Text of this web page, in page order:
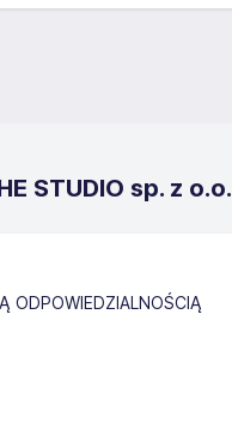
STUDIO sp. z o.o.
ODPOWIEDZIALNOŚCIĄ